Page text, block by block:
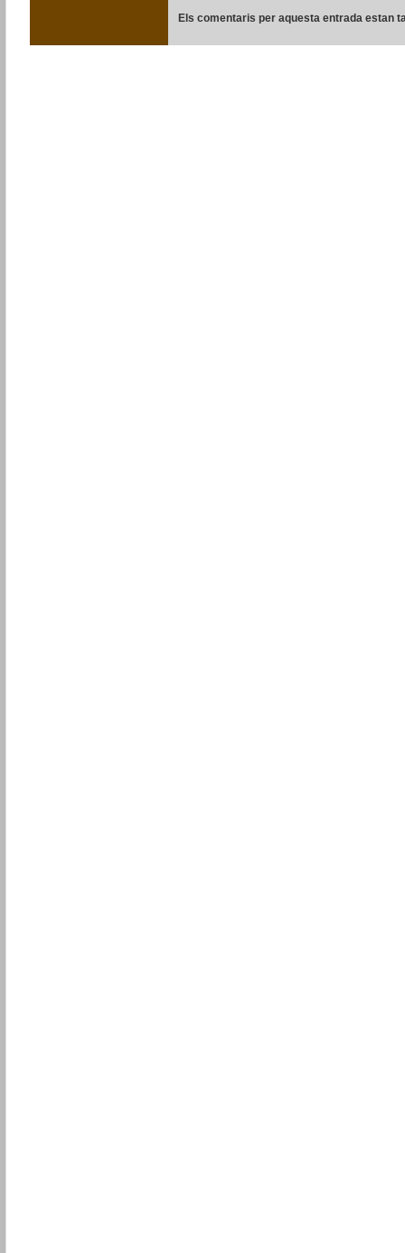
Els comentaris per aquesta entrada estan